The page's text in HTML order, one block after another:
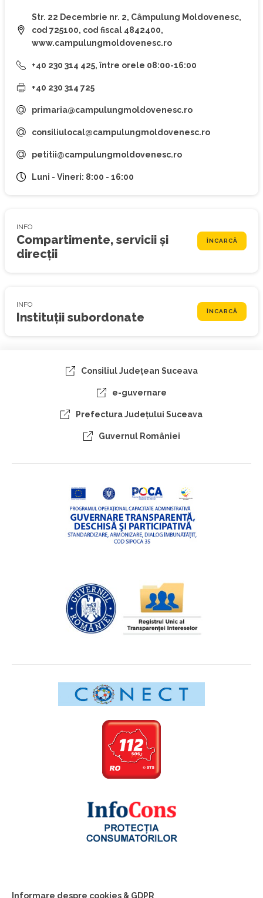
Str. 22 Decembrie nr. 2, Câmpulung Moldovenesc,
cod 725100, cod fiscal 4842400,
www.campulungmoldovenesc.ro
+40 230 314 425, între orele 08:00-16:00
+40 230 314 725
primaria@campulungmoldovenesc.ro
consiliulocal@campulungmoldovenesc.ro
petitii@campulungmoldovenesc.ro
Luni - Vineri: 8:00 - 16:00
INFO
Compartimente, servicii și
direcții
ÎNCARCĂ
INFO
Instituții subordonate ÎNCARCĂ
Consiliul Judeţean Suceava
e-guvernare
Prefectura Judeţului Suceava
Guvernul României
Informare despre cookies & GDPR